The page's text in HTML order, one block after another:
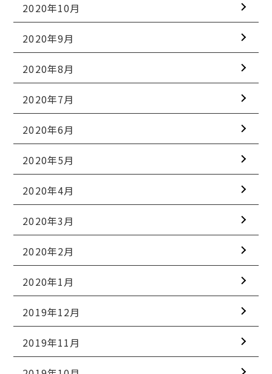
2020年10月
2020年9月
2020年8月
2020年7月
2020年6月
2020年5月
2020年4月
2020年3月
2020年2月
2020年1月
2019年12月
2019年11月